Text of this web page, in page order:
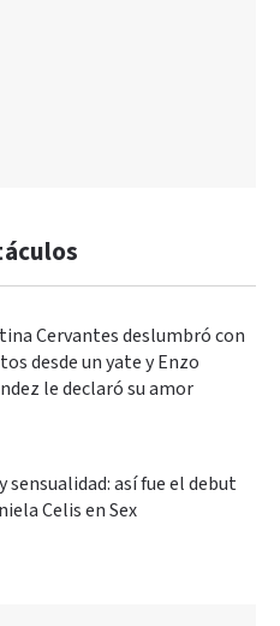
Cervantes deslumbró con
desde un yate y Enzo
le declaró su amor
sensualidad: así fue el debut
Celis en Sex